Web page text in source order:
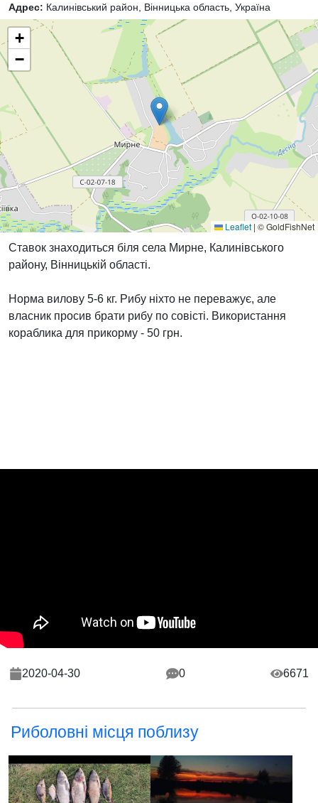
Адрес: Калинівський район, Вінницька область, Україна
+
−
Leaflet | © GoldFishNet
Ставок знаходиться біля села Мирне, Калинівського
району, Вінницькій області.
Норма вилову 5-6 кг. Рибу ніхто не переважує, але
власник просив брати рибу по совісті. Використання
кораблика для прикорму - 50 грн.
2020-04-30 0 6671
Риболовні місця поблизу